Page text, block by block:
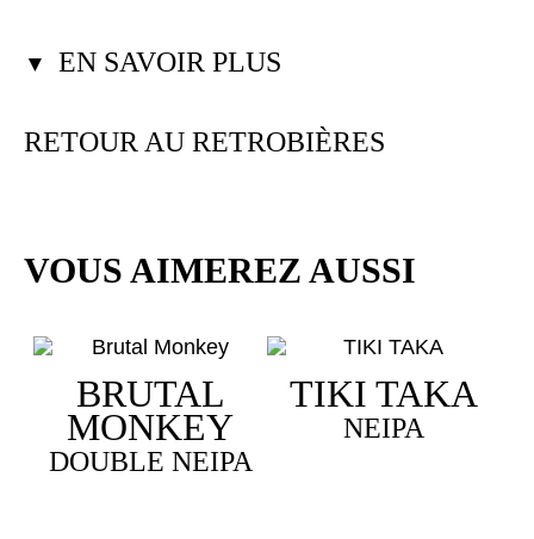
▼ EN SAVOIR PLUS
RETOUR AU RETROBIÈRES
VOUS AIMEREZ AUSSI
BRUTAL
MONKEY
DOUBLE NEIPA
TIKI TAKA
NEIPA